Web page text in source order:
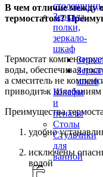
Зеркала,
полки,
зеркало-
шкаф
шкаф
Шкафы
и
пеналы
Столы
Стульчики
для
ванной
В чем отличие между
термостатом?
Термостат
воды, обеспечивая
а смеситель не
приводит к
Преимущества
удобно
исключены
водой